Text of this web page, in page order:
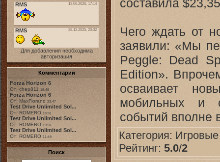
Для добавления необходима
авторизация
Комментарии
Forza Horizon 6
От: chep811 19:48
Forza Horizon 6
От: MaxFiorano 23:47
Test Drive Unlimited Sol...
От: ROMERO 18:31
Test Drive Unlimited Sol...
От: ROMERO 19:31
Test Drive Unlimited Sol...
От: ROMERO 11:49
Поиск
составила
Чего ждать от
заявили: «Мы
Peggle: Dead
Edition».
осваивает
мобильных и
событий вполне
Категория:
Рейтинг: 5.0/2